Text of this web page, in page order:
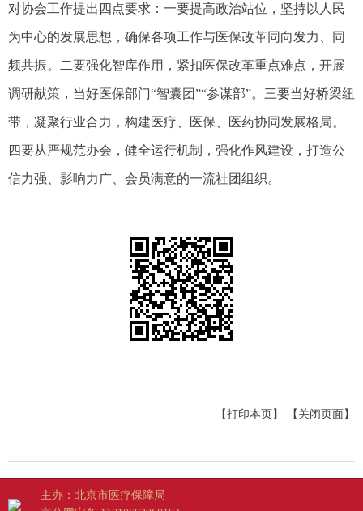
对协会工作提出四点要求：一要提高政治站位，坚持以人民
为中心的发展思想，确保各项工作与医保改革同向发力、同
频共振。二要强化智库作用，紧扣医保改革重点难点，开展
调研献策，当好医保部门“智囊团”“参谋部”。三要当好桥梁纽
带，凝聚行业合力，构建医疗、医保、医药协同发展格局。
四要从严规范办会，健全运行机制，强化作风建设，打造公
信力强、影响力广、会员满意的一流社团组织。
【打印本页】 【关闭页面】
主办：北京市医疗保障局